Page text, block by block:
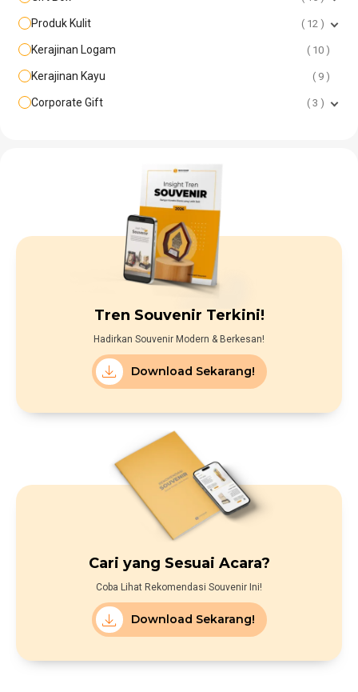
Produk Kulit 12
Kerajinan Logam 10
Kerajinan Kayu 9
Corporate Gift 3
Tren Souvenir Terkini!
Hadirkan Souvenir Modern & Berkesan!
Download Sekarang!
Cari yang Sesuai Acara?
Coba Lihat Rekomendasi Souvenir Ini!
Download Sekarang!